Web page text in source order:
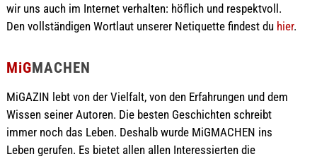
wir uns auch im Internet verhalten: höflich und respektvoll.
Den vollständigen Wortlaut unserer Netiquette findest du hier.
MiGMACHEN
MiGAZIN lebt von der Vielfalt, von den Erfahrungen und dem
Wissen seiner Autoren. Die besten Geschichten schreibt
immer noch das Leben. Deshalb wurde MiGMACHEN ins
Leben gerufen. Es bietet allen allen Interessierten die